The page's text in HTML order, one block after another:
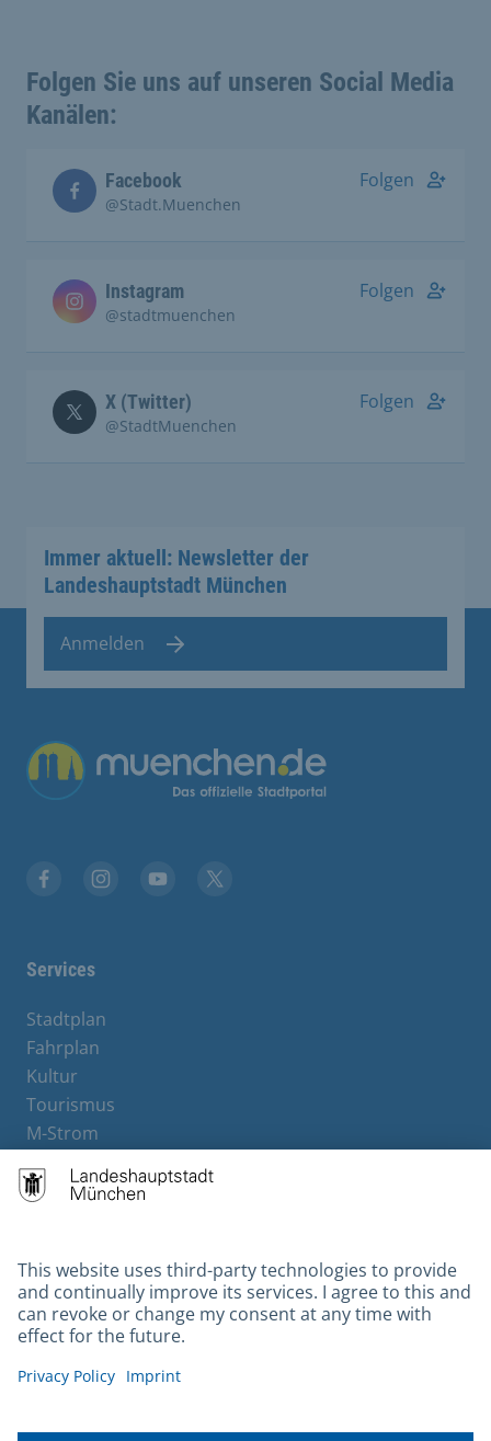
Folgen Sie uns auf unseren Social Media
Kanälen:
Facebook
@Stadt.Muenchen
Folgen
Instagram
@stadtmuenchen
Folgen
X (Twitter)
@StadtMuenchen
Folgen
Immer aktuell: Newsletter der
Landeshauptstadt München
Anmelden
Übergreifende Links
Services
Stadtplan
Fahrplan
Kultur
Tourismus
M-Strom
Hotels
Contact
Barrierefreiheit
Leichte Sprache
Gebärdensprache
Kontakt